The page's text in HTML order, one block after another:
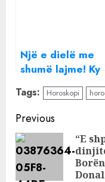
Një e dielë me
shumë lajme! Ky
është horoskopi
për ditën e
sotme
Tags: Horoskopi
Continue
Reading
Previous
“E